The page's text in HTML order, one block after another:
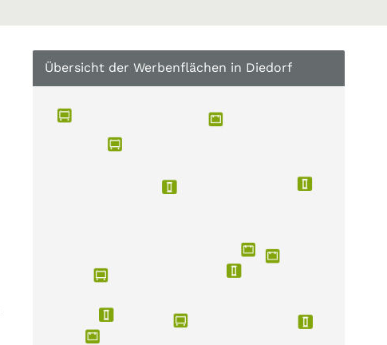
Übersicht der Werbenflächen in Diedorf